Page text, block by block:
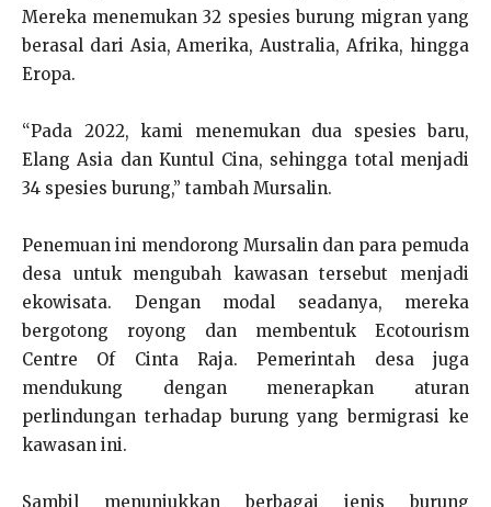
Mereka menemukan 32 spesies burung migran yang
berasal dari Asia, Amerika, Australia, Afrika, hingga
Eropa.
“Pada 2022, kami menemukan dua spesies baru,
Elang Asia dan Kuntul Cina, sehingga total menjadi
34 spesies burung,” tambah Mursalin.
Penemuan ini mendorong Mursalin dan para pemuda
desa untuk mengubah kawasan tersebut menjadi
ekowisata. Dengan modal seadanya, mereka
bergotong royong dan membentuk Ecotourism
Centre Of Cinta Raja. Pemerintah desa juga
mendukung dengan menerapkan aturan
perlindungan terhadap burung yang bermigrasi ke
kawasan ini.
Sambil menunjukkan berbagai jenis burung